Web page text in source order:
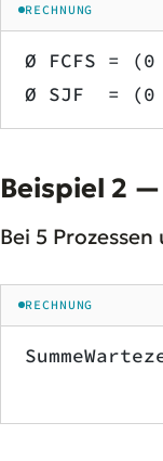
RECHNUNG
Ø FCFS =
Ø SJF  =
Beispiel 2
Bei 5
RECHNUNG